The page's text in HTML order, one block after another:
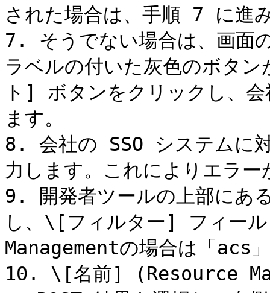
された場合は、手順 7 に進
7. そうでない場合は、画面
ラベルの付いた灰色のボタ
ト] ボタンをクリックし、
ます。
8. 会社の SSO システムに
力します。これによりエラ
9. 開発者ツールの上部に
し、\[フィルター] フィー
Managementの場合は「acs
10. \[名前] (Resource